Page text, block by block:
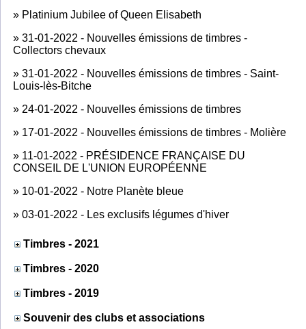
» Platinium Jubilee of Queen Elisabeth
» 31-01-2022 - Nouvelles émissions de timbres -
Collectors chevaux
» 31-01-2022 - Nouvelles émissions de timbres - Saint-
Louis-lès-Bitche
» 24-01-2022 - Nouvelles émissions de timbres
» 17-01-2022 - Nouvelles émissions de timbres - Molière
» 11-01-2022 - PRÉSIDENCE FRANÇAISE DU
CONSEIL DE L'UNION EUROPÉENNE
» 10-01-2022 - Notre Planète bleue
» 03-01-2022 - Les exclusifs légumes d'hiver
Timbres - 2021
Timbres - 2020
Timbres - 2019
Souvenir des clubs et associations